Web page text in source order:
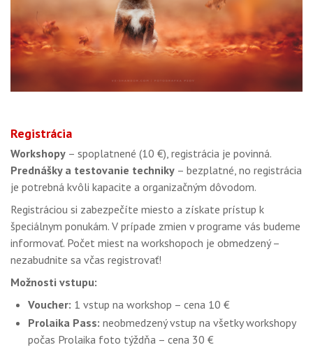
Registrácia
Workshopy – spoplatnené (10 €), registrácia je povinná.
Prednášky a testovanie techniky – bezplatné, no registrácia
je potrebná kvôli kapacite a organizačným dôvodom.
Registráciou si zabezpečíte miesto a získate prístup k
špeciálnym ponukám. V prípade zmien v programe vás budeme
informovať. ​Počet miest na workshopoch je obmedzený –
nezabudnite sa včas registrovať!
Možnosti vstupu:
Voucher: 1 vstup na workshop – cena 10 €
Prolaika Pass: neobmedzený vstup na všetky workshopy
počas Prolaika foto týždňa – cena 30 €